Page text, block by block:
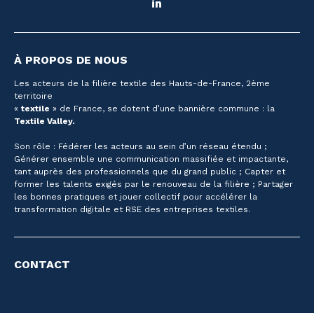
À PROPOS DE NOUS
Les acteurs de la filière textile des Hauts-de-France, 2ème
territoire
« textile » de France, se dotent d’une bannière commune : la
Textile Valley.
Son rôle : Fédérer les acteurs au sein d’un réseau étendu ;
Générer ensemble une communication massifiée et impactante,
tant auprès des professionnels que du grand public ; Capter et
former les talents exigés par le renouveau de la filière ; Partager
les bonnes pratiques et jouer collectif pour accélérer la
transformation digitale et RSE des entreprises textiles.
CONTACT